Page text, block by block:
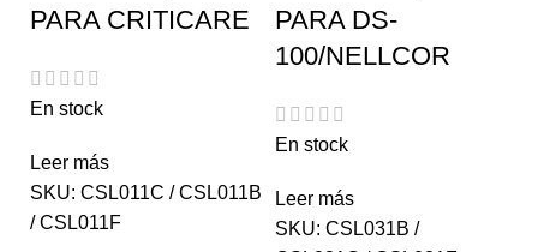
PARA CRITICARE
En stock
Leer más
SKU: CSL011C / CSL011B
/ CSL011F
PARA DS-
100/NELLCOR
En stock
Leer más
SKU: CSL031B /